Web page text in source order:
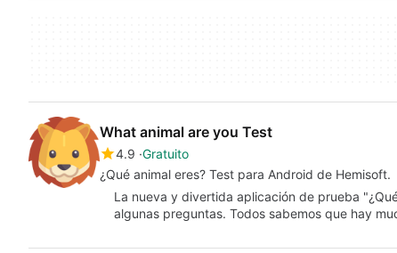
What animal are you Test
4.9 Gratuito
¿Qué animal eres? Test para Android de Hemisoft.
La nueva y divertida aplicación de prueba
algunas preguntas. Todos sabemos que hay